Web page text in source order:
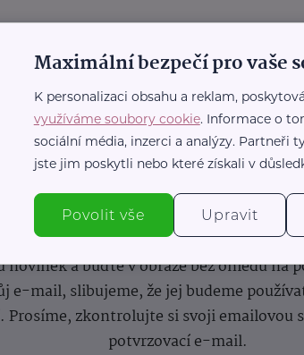
(nejen)pro
novinek a buďte v obraze bez ohledu na
e-mail, slibujeme, že jej budeme
Prosíme, zkontrolujte si svoji emailovou
potvrzovací e-mail.
Maximální bezpečí pro vaše
K personalizaci obsahu a reklam,
využíváme soubory cookie. Informace o
sociální média, inzerci a analýzy.
jste jim poskytli nebo které získali v
Povolit vše Upravit